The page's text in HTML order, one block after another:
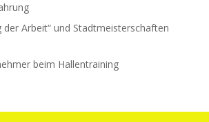
der Arbeit“ und Stadtmeisterschaften
beim Hallentraining